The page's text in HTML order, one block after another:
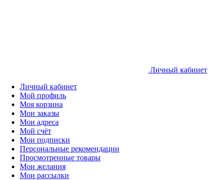
Личный кабинет
Личный кабинет
Мой профиль
Моя корзина
Мои заказы
Мои адреса
Мой счёт
Мои подписки
Персональные рекомендации
Просмотренные товары
Мои желания
Мои рассылки